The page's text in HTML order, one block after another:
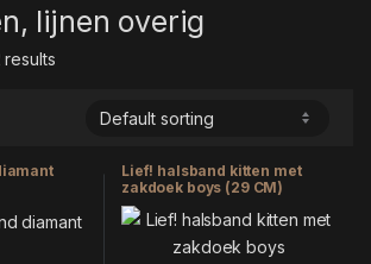
lijnen overig
results
Lief! halsband kitten met
zakdoek boys (29 CM)